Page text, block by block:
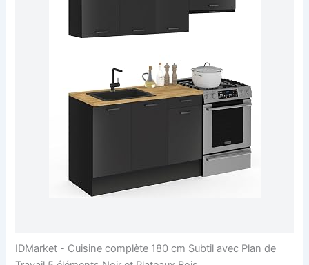
IDMarket - Cuisine complète 180 cm Subtil avec Plan de